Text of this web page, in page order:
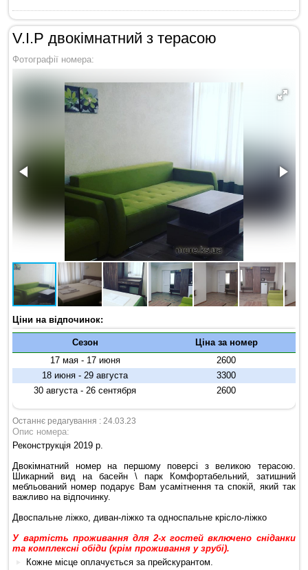
V.I.P двокімнатний з терасою
Фотографії номера:
Ціни на відпочинок:
Сезон
Ціна за номер
17 мая - 17 июня
2600
18 июня - 29 августа
3300
30 августа - 26 сентября
2600
Останнє редагування : 24.03.23
Опис номера:
Реконструкція 2019 р.
Двокімнатний номер на першому поверсі з великою терасою.
Шикарний вид на басейн \ парк Комфортабельний, затишний
мебльований номер подарує Вам усамітнення та спокій, який так
важливо на відпочинку.
Двоспальне ліжко, диван-ліжко та односпальне крісло-ліжко
У вартість проживання для 2-х гостей включено сніданки
та комплексні обіди (крім проживання у зрубі).
Кожне місце оплачується за прейскурантом.